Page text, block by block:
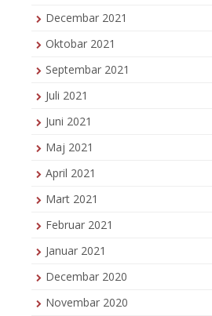
Decembar 2021
Oktobar 2021
Septembar 2021
Juli 2021
Juni 2021
Maj 2021
April 2021
Mart 2021
Februar 2021
Januar 2021
Decembar 2020
Novembar 2020